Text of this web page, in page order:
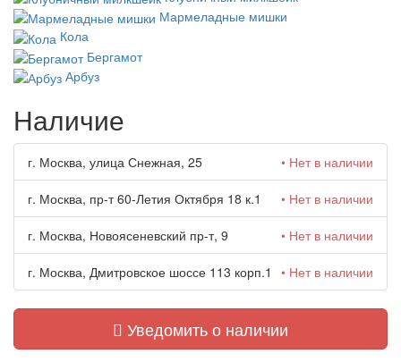
Мармеладные мишки
Кола
Бергамот
Арбуз
Наличие
г. Москва, улица Снежная, 25 • Нет в наличии
г. Москва, пр-т 60-Летия Октября 18 к.1 • Нет в наличии
г. Москва, Новоясеневский пр-т, 9 • Нет в наличии
г. Москва, Дмитровское шоссе 113 корп.1 • Нет в наличии
Уведомить о наличии